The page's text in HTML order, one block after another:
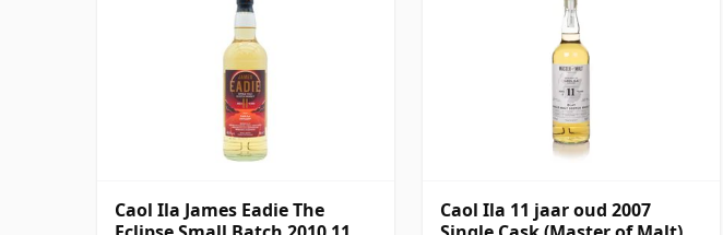
Caol Ila James Eadie The
Caol Ila 11 jaar oud 2007